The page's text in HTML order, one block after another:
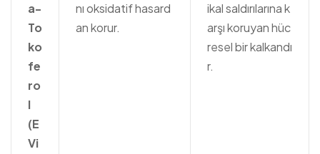
a-
To
ko
fe
ro
l
(E
Vi
nı oksidatif hasard
an korur.
ikal saldırılarına k
arşı koruyan hüc
resel bir kalkandı
r.